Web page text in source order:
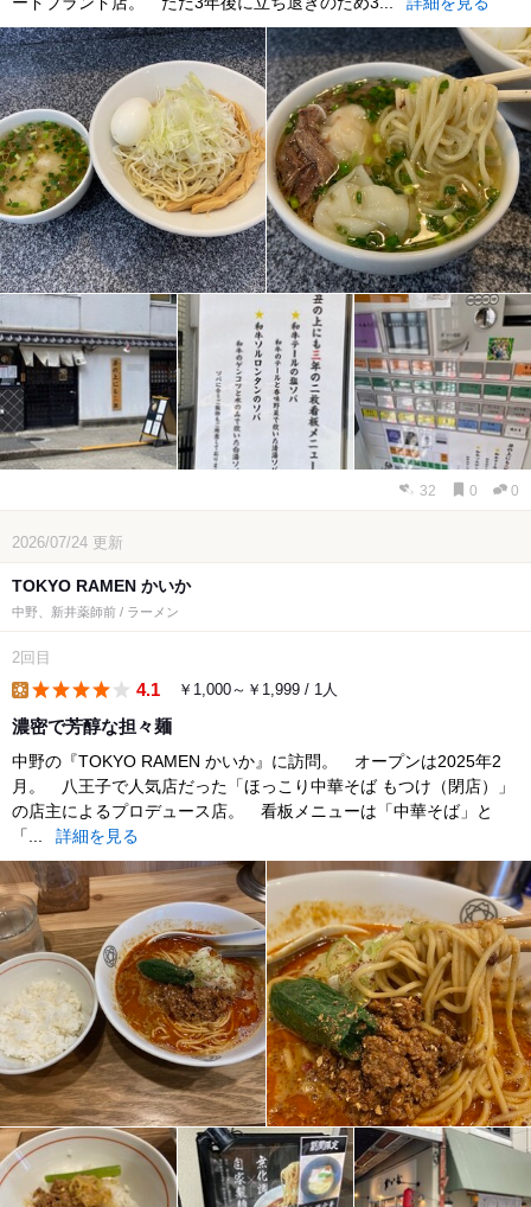
32 0 0
2026/07/24 更新
TOKYO RAMEN かいか
中野、新井薬師前 / ラーメン
2回目
4.1 ￥1,000～￥1,999 / 1人
濃密で芳醇な担々麺
中野の『TOKYO RAMEN かいか』に訪問。 オープンは2025年2
月。 八王子で人気店だった「ほっこり中華そば もつけ（閉店）」
の店主によるプロデュース店。 看板メニューは「中華そば」と
「...
詳細を見る